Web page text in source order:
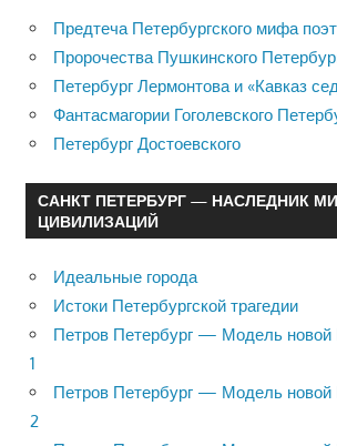
Предтеча Петербургского мифа
Пророчества Пушкинского
Петербург Лермонтова и «Кавказ
Фантасмагории Гоголевского
Петербург Достоевского
САНКТ ПЕТЕРБУРГ — НАСЛЕДНИК
ЦИВИЛИЗАЦИЙ
Идеальные города
Истоки Петербургской трагедии
Петров Петербург — Модель
1
Петров Петербург — Модель
2